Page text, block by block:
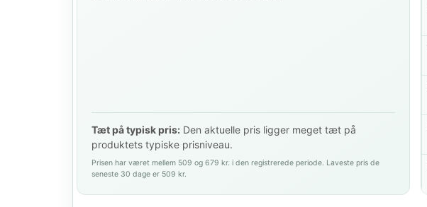
Tæt på typisk pris: Den aktuelle pris ligger meget tæt på
produktets typiske prisniveau.
Prisen har været mellem 509 og 679 kr. i den registrerede periode. Laveste pris de
seneste 30 dage er 509 kr.